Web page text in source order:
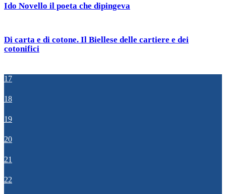
Ido Novello il poeta che dipingeva
Di carta e di cotone. Il Biellese delle cartiere e dei
cotonifici
17
18
19
20
21
22